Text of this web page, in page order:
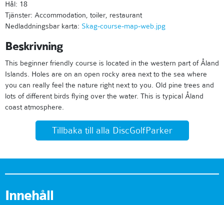
Hål: 18
Tjänster: Accommodation, toiler, restaurant
Nedladdningsbar karta: Skag-course-map-web.jpg
Beskrivning
This beginner friendly course is located in the western part of Åland
Islands. Holes are on an open rocky area next to the sea where
you can really feel the nature right next to you. Old pine trees and
lots of different birds flying over the water. This is typical Åland
coast atmosphere.
Tillbaka till alla DiscGolfParker
Innehåll